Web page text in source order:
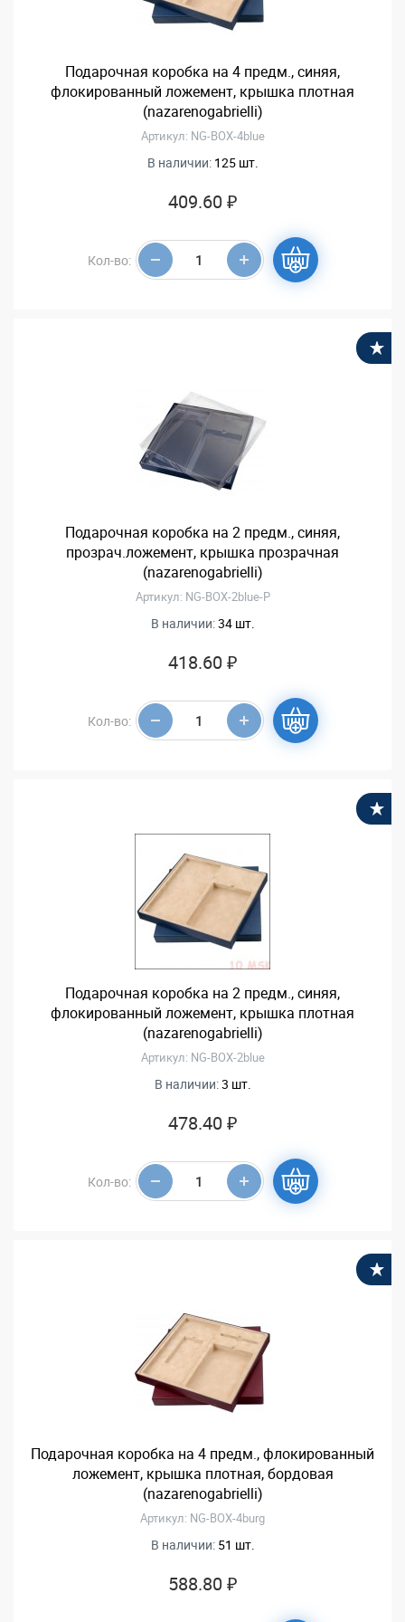
Подарочная коробка на 4 предм., синяя,
флокированный ложемент, крышка плотная
(nazarenogabrielli)
Артикул: NG-BOX-4blue
В наличии: 125 шт.
409.60 ₽
Кол-во:
Подарочная коробка на 2 предм., синяя,
прозрач.ложемент, крышка прозрачная
(nazarenogabrielli)
Артикул: NG-BOX-2blue-P
В наличии:34 шт.
418.60 ₽
Кол-во:
Подарочная коробка на 2 предм., синяя,
флокированный ложемент, крышка плотная
(nazarenogabrielli)
Артикул: NG-BOX-2blue
В наличии:3 шт.
478.40 ₽
Кол-во:
Подарочная коробка на 4 предм., флокированный
ложемент, крышка плотная, бордовая
(nazarenogabrielli)
Артикул: NG-BOX-4burg
В наличии: 51 шт.
588.80 ₽